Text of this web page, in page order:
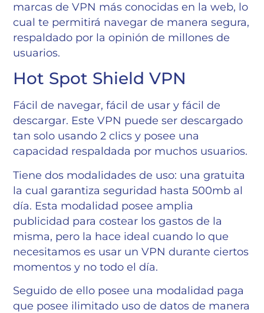
marcas de VPN más conocidas en la web, lo
cual te permitirá navegar de manera segura,
respaldado por la opinión de millones de
usuarios.
Hot Spot Shield VPN
Fácil de navegar, fácil de usar y fácil de
descargar. Este VPN puede ser descargado
tan solo usando 2 clics y posee una
capacidad respaldada por muchos usuarios.
Tiene dos modalidades de uso: una gratuita
la cual garantiza seguridad hasta 500mb al
día. Esta modalidad posee amplia
publicidad para costear los gastos de la
misma, pero la hace ideal cuando lo que
necesitamos es usar un VPN durante ciertos
momentos y no todo el día.
Seguido de ello posee una modalidad paga
que posee ilimitado uso de datos de manera